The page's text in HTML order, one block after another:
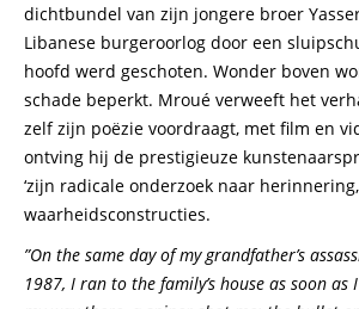
dichtbundel van zijn jongere broer
Libanese burgeroorlog door een
hoofd werd geschoten. Wonder boven
schade beperkt. Mroué verweeft het
zelf zijn poëzie voordraagt, met film en
ontving hij de prestigieuze
‘zijn radicale onderzoek naar
waarheidsconstructies.
”On the same day of my grandfather’s
1987, I ran to the family’s house as soon as